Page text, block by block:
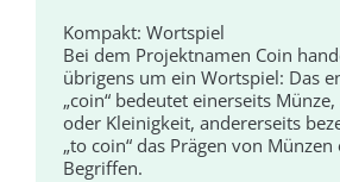
Kompakt: Wortspiel
Bei dem Projektnamen Coin
übrigens um ein Wortspiel: Das
„coin“ bedeutet einerseits
oder Kleinigkeit, andererseits
„to coin“ das Prägen von
Begriffen.